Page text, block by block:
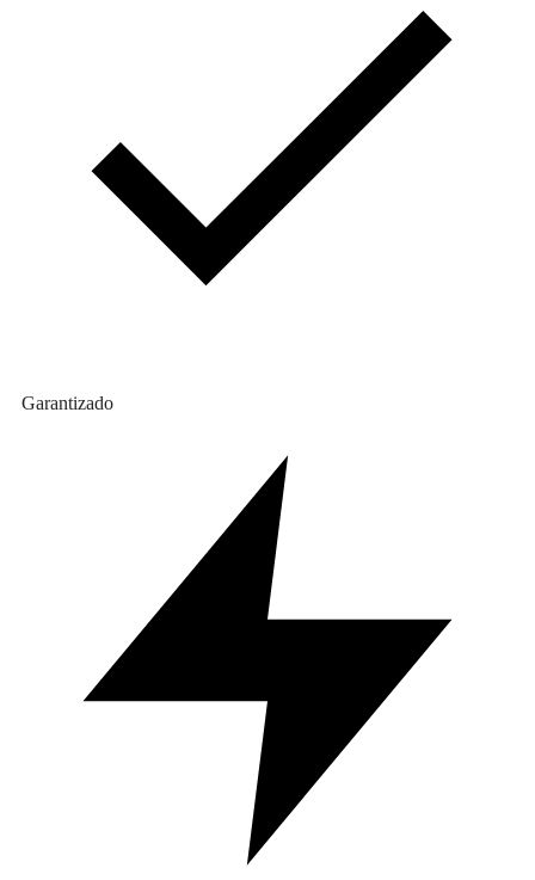
Garantizado